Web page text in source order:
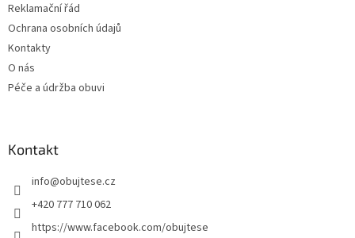
Reklamační řád
Ochrana osobních údajů
Kontakty
O nás
Péče a údržba obuvi
Kontakt
info@obujtese.cz
+420 777 710 062
https://www.facebook.com/obujtese